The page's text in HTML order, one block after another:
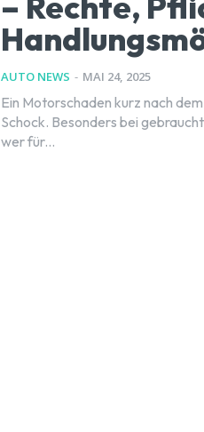
AUTO NEWS - MAI 24, 2025
Ein Motorschaden kurz nach
Schock. Besonders bei
wer für...